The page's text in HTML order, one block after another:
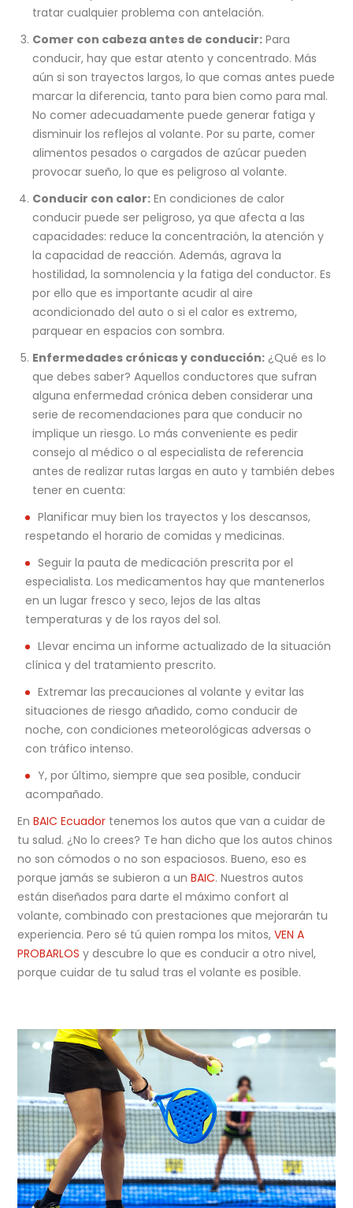
tratar cualquier problema con antelación.
Comer con cabeza antes de conducir:Para
conducir, hay que estar atento y concentrado. Más
aún si son trayectos largos, lo que comas antes puede
marcar la diferencia, tanto para bien como para mal.
No comer adecuadamente puede generar fatiga y
disminuir los reflejos al volante. Por su parte, comer
alimentos pesados o cargados de azúcar pueden
provocar sueño, lo que es peligroso al volante.
Conducir con calor:En condiciones de calor
conducir puede ser peligroso, ya que afecta a las
capacidades: reduce la concentración, la atención y
la capacidad de reacción. Además, agrava la
hostilidad, la somnolencia y la fatiga del conductor. Es
por ello que es importante acudir al aire
acondicionado del auto o si el calor es extremo,
parquear en espacios con sombra.
Enfermedades crónicas y conducción:¿Qué es lo
que debes saber? Aquellos conductores que sufran
alguna enfermedad crónica deben considerar una
serie de recomendaciones para que conducir no
implique un riesgo. Lo más conveniente es pedir
consejo al médico o al especialista de referencia
antes de realizar rutas largas en auto y también debes
tener en cuenta:
Planificar muy bien los trayectos y los descansos,
respetando el horario de comidas y medicinas.
Seguir la pauta de medicación prescrita por el
especialista. Los medicamentos hay que mantenerlos
en un lugar fresco y seco, lejos de las altas
temperaturas y de los rayos del sol.
Llevar encima un informe actualizado de la situación
clínica y del tratamiento prescrito.
Extremar las precauciones al volante y evitar las
situaciones de riesgo añadido, como conducir de
noche, con condiciones meteorológicas adversas o
con tráfico intenso.
Y, por último, siempre que sea posible, conducir
acompañado.
EnBAIC Ecuador tenemos los autos que van a cuidar de
tu salud. ¿No lo crees? Te han dicho que los autos chinos
no son cómodos o no son espaciosos. Bueno, eso es
porque jamás se subieron a unBAIC. Nuestros autos
están diseñados para darte el máximo confort al
volante, combinado con prestaciones que mejorarán tu
experiencia. Pero sé tú quien rompa los mitos,VEN A
PROBARLOS y descubre lo que es conducir a otro nivel,
porque cuidar de tu salud tras el volante es posible.